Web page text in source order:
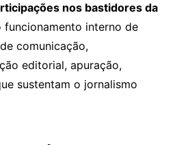
nos bastidores da
funcionamento interno de
comunicação,
editorial, apuração,
sustentam o jornalismo